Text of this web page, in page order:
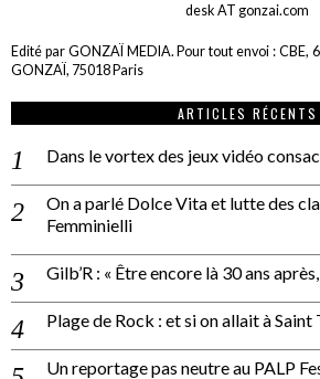
desk AT gonzai.com
Edité par GONZAÏ MEDIA. Pour tout envoi : CBE,
GONZAÏ, 75018 Paris
ARTICLES RÉCENTS
Dans le vortex des jeux vidéo
On a parlé Dolce Vita et lutte des
Femminielli
Gilb’R : « Être encore là 30 ans
Plage de Rock : et si on allait à Saint
Un reportage pas neutre au PALP